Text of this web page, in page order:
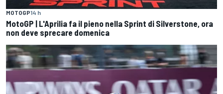
MOTOGP14 h
MotoGP | L'Aprilia fa il pieno nella Sprint di Silverstone, ora
non deve sprecare domenica